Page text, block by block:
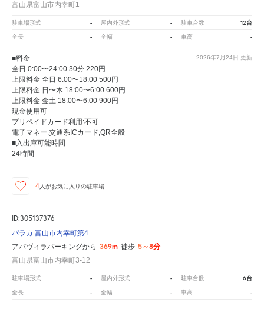
富山県富山市内幸町1
駐車場形式 - 屋内外形式 - 駐車台数 12台
全長 - 全幅 - 車高 -
2026年7月24日 更新
■料金
全日 0:00〜24:00 30分 220円
上限料金 全日 6:00〜18:00 500円
上限料金 日〜木 18:00〜6:00 600円
上限料金 金土 18:00〜6:00 900円
現金使用可
プリペイドカード利用:不可
電子マネー:交通系ICカード,QR全般
■入出庫可能時間
24時間
4人がお気に入りの駐車場
ID:305137376
パラカ 富山市内幸町第4
アパヴィラパーキングから 369m 徒歩 5～8分
富山県富山市内幸町3-12
駐車場形式 - 屋内外形式 - 駐車台数 6台
全長 - 全幅 - 車高 -